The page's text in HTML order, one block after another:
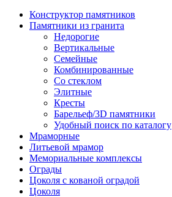
Конструктор памятников
Памятники из гранита
Недорогие
Вертикальные
Семейные
Комбинированные
Со стеклом
Элитные
Кресты
Барельеф/3D памятники
Удобный поиск по каталогу
Мраморные
Литьевой мрамор
Мемориальные комплексы
Ограды
Цоколя с кованой оградой
Цоколя